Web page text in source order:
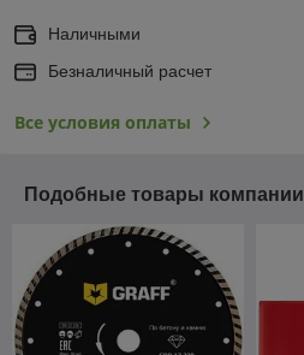
Наличными
Безналичный расчет
Все условия оплаты
Подобные товары компании